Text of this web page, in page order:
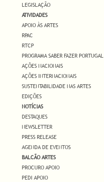
LEGISLAÇÃO
ATIVIDADES
APOIO ÀS ARTES
RPAC
RTCP
PROGRAMA SABER FAZER PORTUGAL
AÇÕES NACIONAIS
AÇÕES INTERNACIONAIS
SUSTENTABILIDADE NAS ARTES
EDIÇÕES
NOTÍCIAS
DESTAQUES
NEWSLETTER
PRESS RELEASE
AGENDA DE EVENTOS
BALCÃO ARTES
PROCURO APOIO
PEDI APOIO